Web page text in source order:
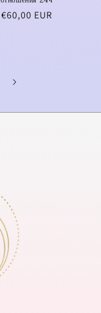
Regular
€60,00 EUR